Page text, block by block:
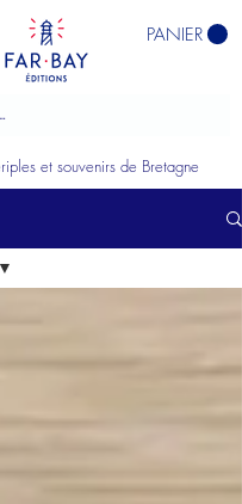
PANIER
et souvenirs de Bretagne